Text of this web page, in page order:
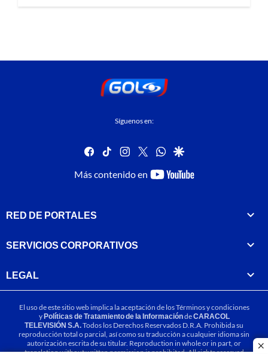
Síguenos en:
facebook
tiktok instagram
twitterwhatsapp
google
Más contenido en
youtube-
RED DE PORTALES
SERVICIOS CORPORATIVOS
LEGAL
El uso de este sitio web implica la aceptación de losTérminos y condiciones
yPolíticas de Tratamiento de la InformacióndeCARACOL
TELEVISIÓN S.A.Todos los Derechos Reservados D.R.A. Prohibida su
reproducción total o parcial, así como su traducción a cualquier idioma sin
autorización escrita de su titular. Reproduction in whole or in part, or
translation without written permission is prohibited. All rights reserved